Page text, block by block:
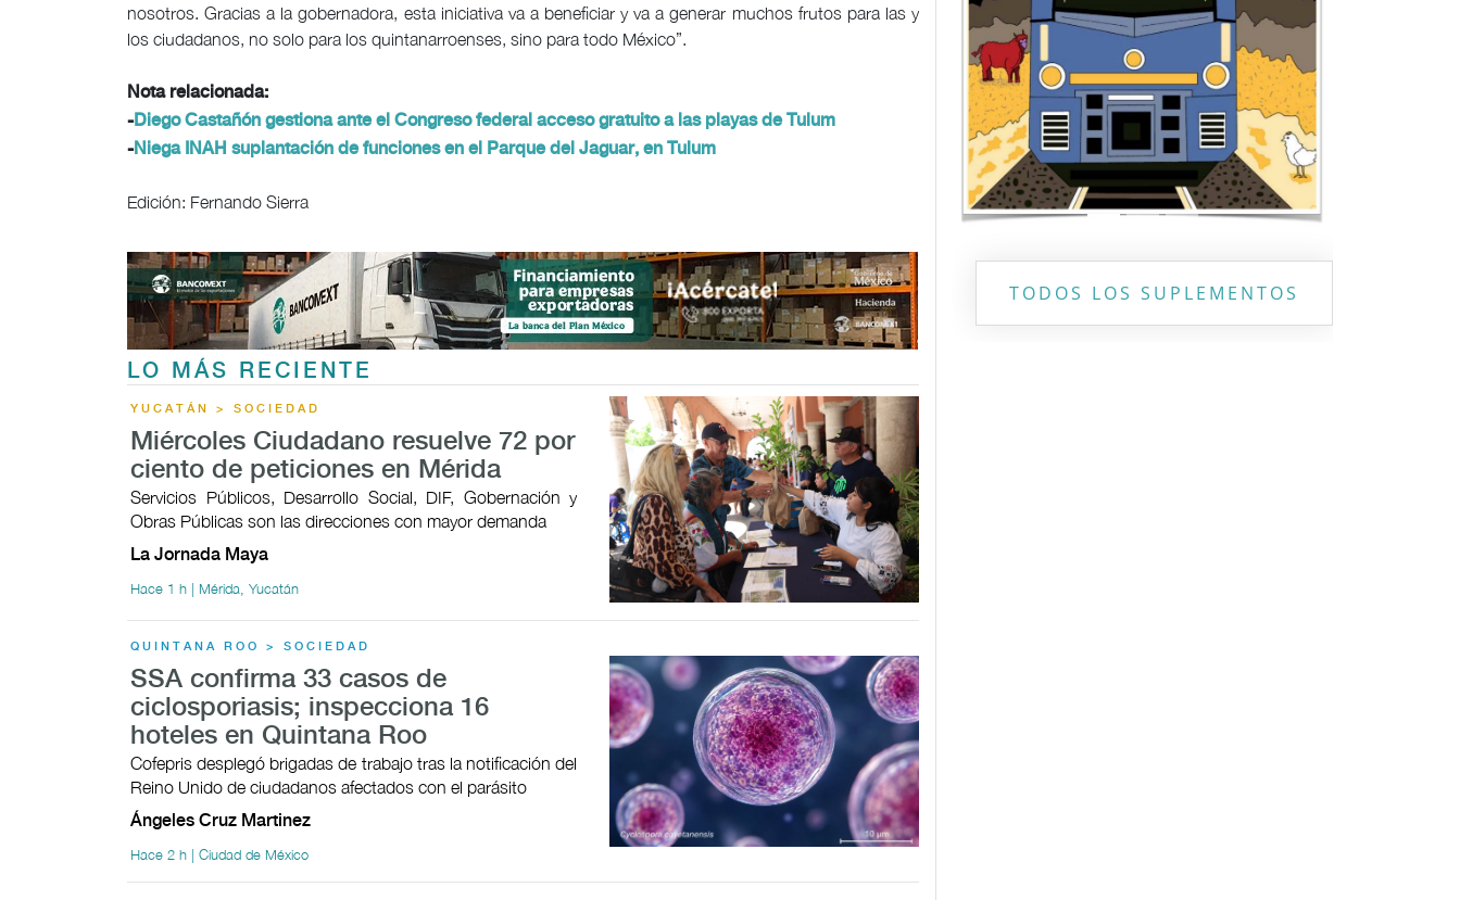
nosotros. Gracias a la gobernadora, esta iniciativa va a beneficiar y va a generar muchos frutos para las y
los ciudadanos, no solo para los quintanarroenses, sino para todo México”.
Nota relacionada:
-Diego Castañón gestiona ante el Congreso federal acceso gratuito a las playas de Tulum
-Niega INAH suplantación de funciones en el Parque del Jaguar, en Tulum
Edición: Fernando Sierra
LO MÁS RECIENTE
YUCATÁN > SOCIEDAD
Miércoles Ciudadano resuelve 72 por
ciento de peticiones en Mérida
Servicios Públicos, Desarrollo Social, DIF, Gobernación y
Obras Públicas son las direcciones con mayor demanda
La Jornada Maya
Hace 1 h | Mérida, Yucatán
QUINTANA ROO > SOCIEDAD
SSA confirma 33 casos de
ciclosporiasis; inspecciona 16
hoteles en Quintana Roo
Cofepris desplegó brigadas de trabajo tras la notificación del
Reino Unido de ciudadanos afectados con el parásito
Ángeles Cruz Martinez
Hace 2 h | Ciudad de México